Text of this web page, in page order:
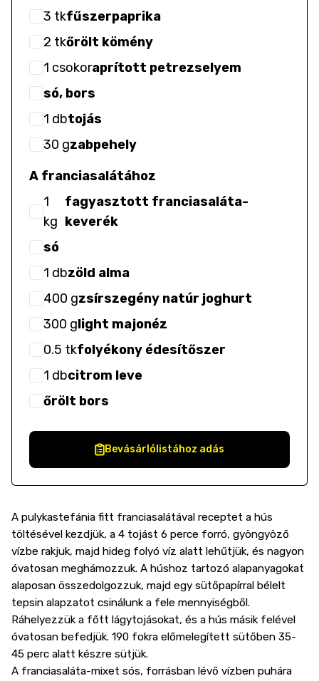
3 tkfűszerpaprika
2 tkőrölt kömény
1 csokoraprított petrezselyem
só, bors
1 dbtojás
30 gzabpehely
A franciasalátához
1
kg
fagyasztott franciasaláta-
keverék
só
1 dbzöld alma
400 gzsírszegény natúr joghurt
300 glight majonéz
0.5 tkfolyékony édesítőszer
1 dbcitrom leve
őrölt bors
Bevásárlólistához adás
A pulykastefánia fitt franciasalátával receptet a hús
töltésével kezdjük, a 4 tojást 6 perce forró, gyöngyöző
vízbe rakjuk, majd hideg folyó víz alatt lehűtjük, és nagyon
óvatosan meghámozzuk. A húshoz tartozó alapanyagokat
alaposan összedolgozzuk, majd egy sütőpapírral bélelt
tepsin alapzatot csinálunk a fele mennyiségből.
Ráhelyezzük a főtt lágytojásokat, és a hús másik felével
óvatosan befedjük. 190 fokra előmelegített sütőben 35-
45 perc alatt készre sütjük.
A franciasaláta-mixet sós, forrásban lévő vízben puhára